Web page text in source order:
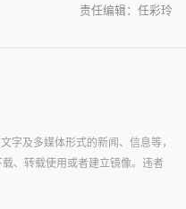
责任编辑：任彩玲
字及多媒体形式的新闻、信息等，
、转载使用或者建立镜像。违者